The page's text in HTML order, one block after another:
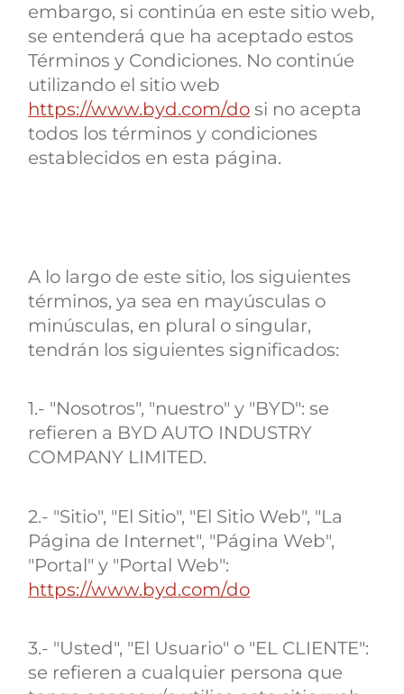
embargo, si continúa en este sitio web,
se entenderá que ha aceptado estos
Términos y Condiciones. No continúe
utilizando el sitio web
https://www.byd.com/do si no acepta
todos los términos y condiciones
establecidos en esta página.
A lo largo de este sitio, los siguientes
términos, ya sea en mayúsculas o
minúsculas, en plural o singular,
tendrán los siguientes significados:
1.- "Nosotros", "nuestro" y "BYD": se
refieren a BYD AUTO INDUSTRY
COMPANY LIMITED.
2.- "Sitio", "El Sitio", "El Sitio Web", "La
Página de Internet", "Página Web",
"Portal" y "Portal Web":
https://www.byd.com/do
3.- "Usted", "El Usuario" o "EL CLIENTE":
se refieren a cualquier persona que